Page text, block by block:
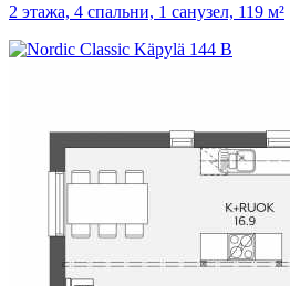
2 этажа, 4 спальни, 1 санузел, 119 м²